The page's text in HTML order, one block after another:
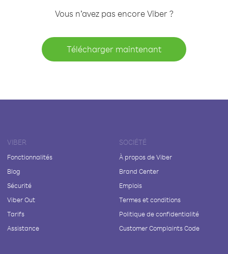
Vous n’avez pas encore Viber ?
Télécharger maintenant
VIBER
Fonctionnalités
Blog
Sécurité
Viber Out
Tarifs
Assistance
SOCIÉTÉ
À propos de Viber
Brand Center
Emplois
Termes et conditions
Politique de confidentialité
Customer Complaints Code